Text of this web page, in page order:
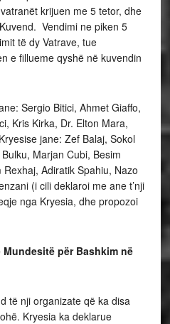
krijuen me 5 tetor, dhe
Vendimi ne piken 5
të dy Vatrave, tue
e fillueme qyshë në kuvendin
Sergio Bitici, Ahmet Giaffo,
Kris Kirka, Dr. Elton Mara,
jane: Zef Balaj, Sokol
Marjan Cubi, Besim
Adiratik Spahiu, Nazo
(i cili deklaroi me ane t’nji
nga Kryesia, dhe propozoi
Mundesitë për Bashkim në
të nji organizate që ka disa
Kryesia ka deklarue